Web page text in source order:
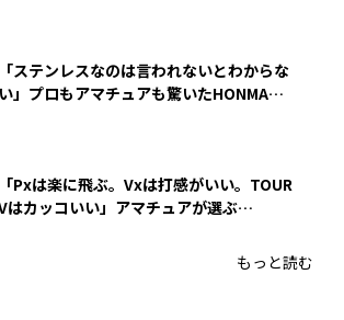
「ステンレスなのは言われないとわからな
い」プロもアマチュアも驚いたHONMA
「Pxは楽に飛ぶ。Vxは打感がいい。TOUR
はカッコいい」アマチュアが選ぶ
もっと読む